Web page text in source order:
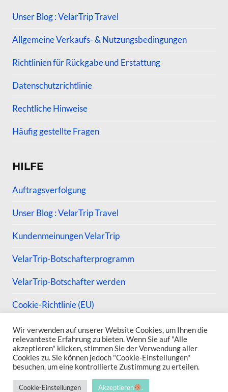
Unser Blog : VelarTrip Travel
Allgemeine Verkaufs- & Nutzungsbedingungen
Richtlinien für Rückgabe und Erstattung
Datenschutzrichtlinie
Rechtliche Hinweise
Häufig gestellte Fragen
HILFE
Auftragsverfolgung
Unser Blog : VelarTrip Travel
Kundenmeinungen VelarTrip
VelarTrip-Botschafterprogramm
VelarTrip-Botschafter werden
Cookie-Richtlinie (EU)
© 2026 VelarTrip
Wir verwenden auf unserer Website Cookies, um Ihnen die
relevanteste Erfahrung zu bieten. Wenn Sie auf "Alle
akzeptieren" klicken, stimmen Sie der Verwendung aller
Cookies zu. Sie können jedoch "Cookie-Einstellungen"
besuchen, um eine kontrollierte Zustimmung zu erteilen.
Cookie-Einstellungen Akzeptieren .